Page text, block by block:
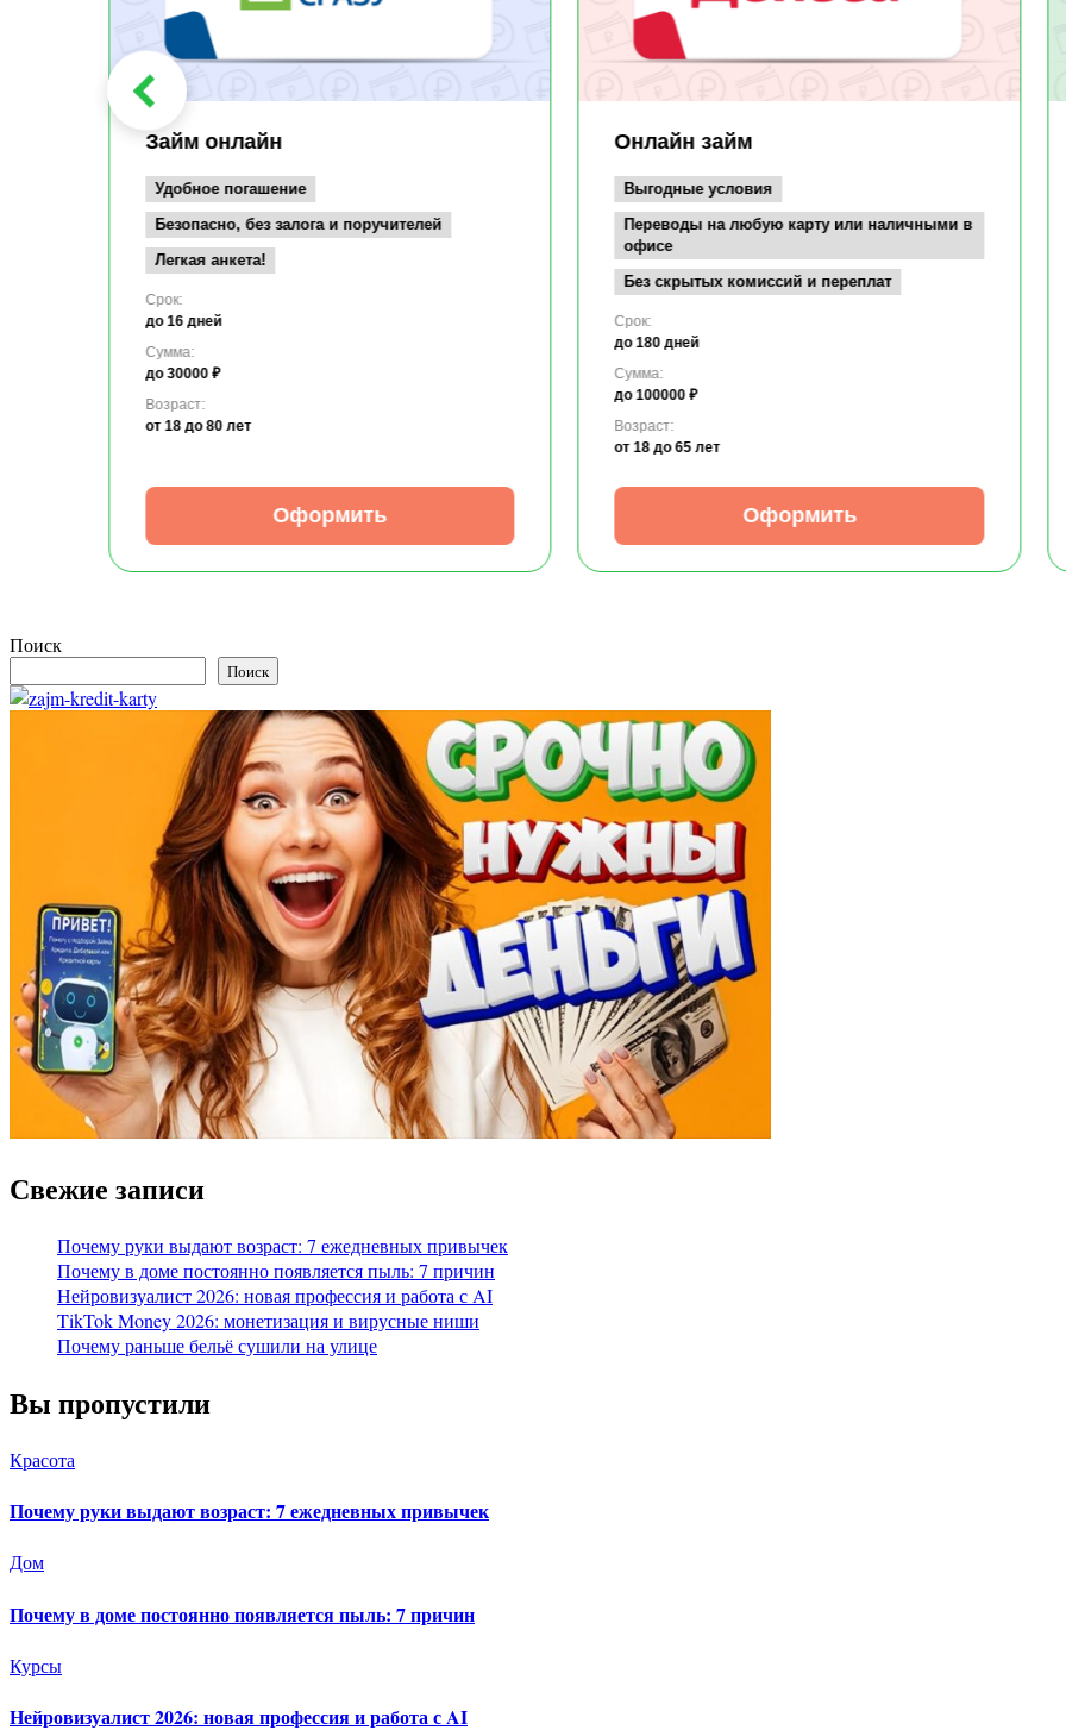
Займ онлайн
Удобное погашение
Безопасно, без залога и поручителей
Легкая анкета!
Срок:
до 16 дней
Сумма:
до 30000 ₽
Возраст:
от 18 до 80 лет
Оформить
Онлайн займ
Выгодные условия
Переводы на любую карту или наличными в
офисе
Без скрытых комиссий и переплат
Срок:
до 180 дней
Сумма:
до 100000 ₽
Возраст:
от 18 до 65 лет
Оформить
Поиск
Поиск
Свежие записи
Почему руки выдают возраст: 7 ежедневных привычек
Почему в доме постоянно появляется пыль: 7 причин
Нейровизуалист 2026: новая профессия и работа с AI
TikTok Money 2026: монетизация и вирусные ниши
Почему раньше бельё сушили на улице
Вы пропустили
Красота
Почему руки выдают возраст: 7 ежедневных привычек
Дом
Почему в доме постоянно появляется пыль: 7 причин
Курсы
Нейровизуалист 2026: новая профессия и работа с AI